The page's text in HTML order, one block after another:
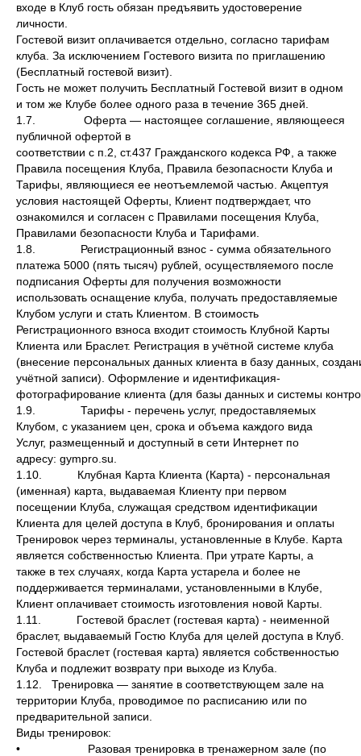
входе в Клуб гость обязан предъявить удостоверение
личности.
Гостевой визит оплачивается отдельно, согласно тарифам
клуба. За исключением Гостевого визита по приглашению
(Бесплатный гостевой визит).
Гость не может получить Бесплатный Гостевой визит в одном
и том же Клубе более одного раза в течение 365 дней.
1.7. Оферта — настоящее соглашение, являющееся
публичной офертой в
соответствии с п.2, ст.437 Гражданского кодекса РФ, а также
Правила посещения Клуба, Правила безопасности Клуба и
Тарифы, являющиеся ее неотъемлемой частью. Акцептуя
условия настоящей Оферты, Клиент подтверждает, что
ознакомился и согласен с Правилами посещения Клуба,
Правилами безопасности Клуба и Тарифами.
1.8. Регистрационный взнос - сумма обязательного
платежа 5000 (пять тысяч) рублей, осуществляемого после
подписания Оферты для получения возможности
использовать оснащение клуба, получать предоставляемые
Клубом услуги и стать Клиентом. В стоимость
Регистрационного взноса входит стоимость Клубной Карты
Клиента или Браслет. Регистрация в учётной системе клуба
(внесение персональных данных клиента в базу данных,
учётной записи). Оформление и идентификация-
фотографирование клиента (для базы данных и системы
1.9. Тарифы - перечень услуг, предоставляемых
Клубом, с указанием цен, срока и объема каждого вида
Услуг, размещенный и доступный в сети Интернет по
адресу: gympro.su.
1.10. Клубная Карта Клиента (Карта) - персональная
(именная) карта, выдаваемая Клиенту при первом
посещении Клуба, служащая средством идентификации
Клиента для целей доступа в Клуб, бронирования и оплаты
Тренировок через терминалы, установленные в Клубе. Карта
является собственностью Клиента. При утрате Карты, а
также в тех случаях, когда Карта устарела и более не
поддерживается терминалами, установленными в Клубе,
Клиент оплачивает стоимость изготовления новой Карты.
1.11. Гостевой браслет (гостевая карта) - неименной
браслет, выдаваемый Гостю Клуба для целей доступа в Клуб.
Гостевой браслет (гостевая карта) является собственностью
Клуба и подлежит возврату при выходе из Клуба.
1.12. Тренировка — занятие в соответствующем зале на
территории Клуба, проводимое по расписанию или по
предварительной записи.
Виды тренировок:
• Разовая тренировка в тренажерном зале (по